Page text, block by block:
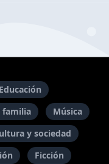
Educación
familia
Música
y sociedad
Ficción